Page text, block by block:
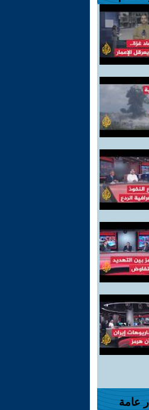
عامة